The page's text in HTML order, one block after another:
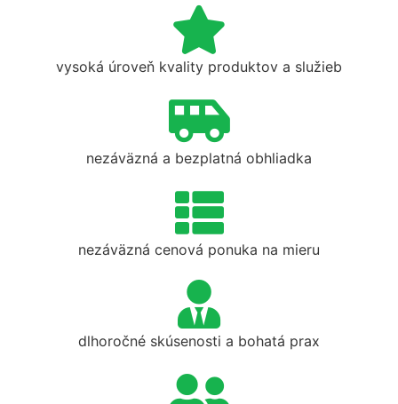
vysoká úroveň kvality produktov a služieb
nezáväzná a bezplatná obhliadka
nezáväzná cenová ponuka na mieru
dlhoročné skúsenosti a bohatá prax